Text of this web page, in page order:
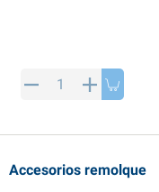
Accesorios remolque